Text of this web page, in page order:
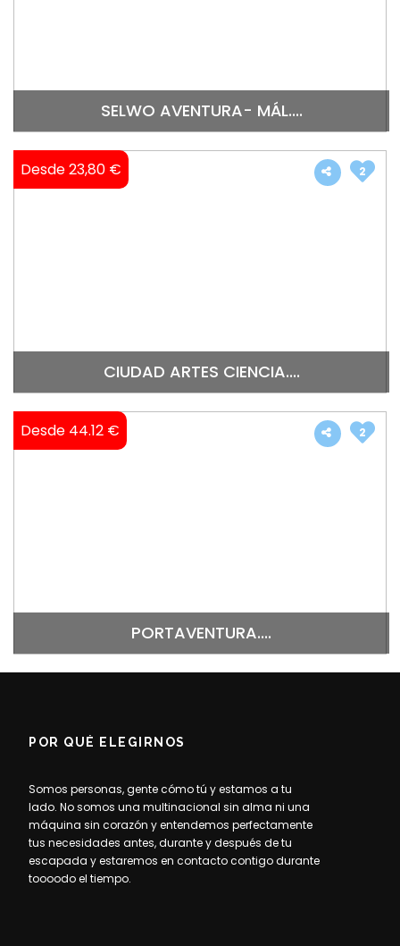
SELWO AVENTURA- MÁL....
Desde 23,80 €
CIUDAD ARTES CIENCIA....
2
Desde 44.12 €
PORTAVENTURA....
2
POR QUÉ ELEGIRNOS
Somos personas, gente cómo tú y estamos a tu
lado. No somos una multinacional sin alma ni una
máquina sin corazón y entendemos perfectamente
tus necesidades antes, durante y después de tu
escapada y estaremos en contacto contigo durante
toooodo el tiempo.